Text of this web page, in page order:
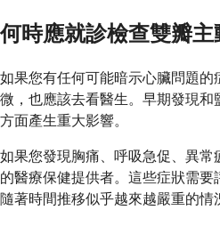
何時應就診檢查雙瓣主
如果您有任何可能暗示心臟問題
微，也應該去看醫生。早期發現
方面產生重大影響。
如果您發現胸痛、呼吸急促、異
的醫療保健提供者。這些症狀需
隨著時間推移似乎越來越嚴重的情